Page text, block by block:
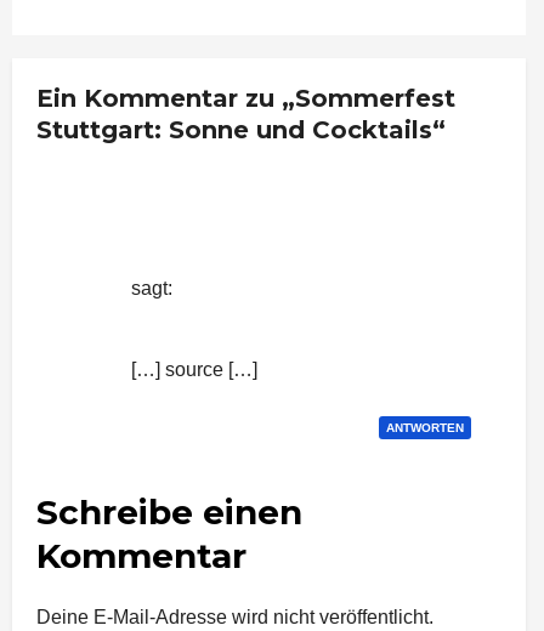
Ein Kommentar zu „Sommerfest
Stuttgart: Sonne und Cocktails“
sagt:
[…] source […]
ANTWORTEN
Schreibe einen
Kommentar
Deine E-Mail-Adresse wird nicht veröffentlicht.